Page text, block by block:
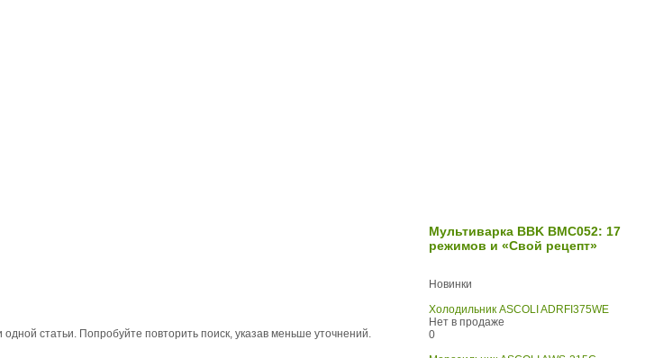
статьи. Попробуйте повторить поиск, указав меньше уточнений.
Мультиварка BBK BMC052: 17
режимов и «Свой рецепт»
Новинки
Холодильник ASCOLI ADRFI375WE
Нет в продаже
0